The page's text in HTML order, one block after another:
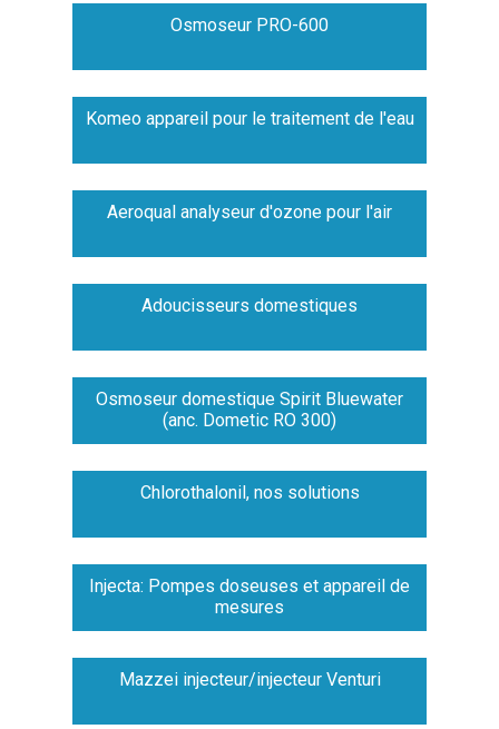
Osmoseur PRO-600
Komeo appareil pour le traitement de l'eau
Aeroqual analyseur d'ozone pour l'air
Adoucisseurs domestiques
Osmoseur domestique Spirit Bluewater
(anc. Dometic RO 300)
Chlorothalonil, nos solutions
Injecta: Pompes doseuses et appareil de
mesures
Mazzei injecteur/injecteur Venturi